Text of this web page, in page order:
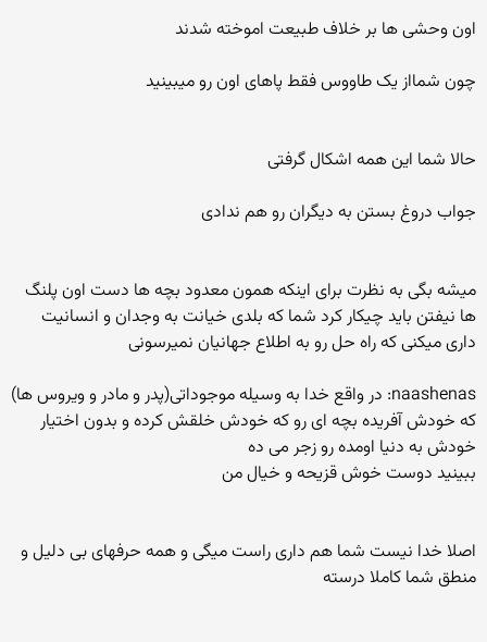
اون وحشی ها بر خلاف طبیعت اموخته شدند
چون شمااز یک طاووس فقط پاهای اون رو میبینید
حالا شما این همه اشکال گرفتی
جواب دروغ بستن به دیگران رو هم ندادی
میشه بگی به نظرت برای اینکه همون معدود بچه ها دست اون پلنگ
ها نیفتن باید چیکار کرد شما که بلدی خیانت به وجدان و انسانیت
داری میکنی که راه حل رو به اطلاع جهانیان نمیرسونی
naashenas: در واقع خدا به وسیله موجوداتی(پدر و مادر و ویروس ها)
که خودش آفریده بچه ای رو که خودش خلقش کرده و بدون اختیار
خودش به دنیا اومده رو زجر می ده
ببینید دوست خوش قزیحه و خیال من
اصلا خدا نیست شما هم داری راست میگی و همه حرفهای بی دلیل و
منطق شما کاملا درسته